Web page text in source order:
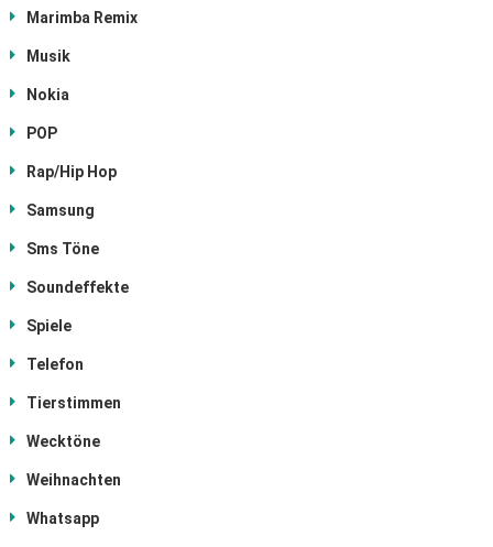
Marimba Remix
Musik
Nokia
POP
Rap/Hip Hop
Samsung
Sms Töne
Soundeffekte
Spiele
Telefon
Tierstimmen
Wecktöne
Weihnachten
Whatsapp